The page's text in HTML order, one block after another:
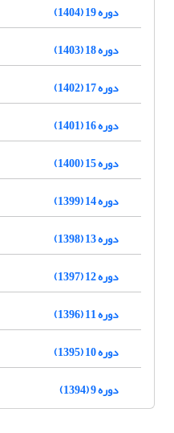
دوره 19 (1404)
دوره 18 (1403)
دوره 17 (1402)
دوره 16 (1401)
دوره 15 (1400)
دوره 14 (1399)
دوره 13 (1398)
دوره 12 (1397)
دوره 11 (1396)
دوره 10 (1395)
دوره 9 (1394)